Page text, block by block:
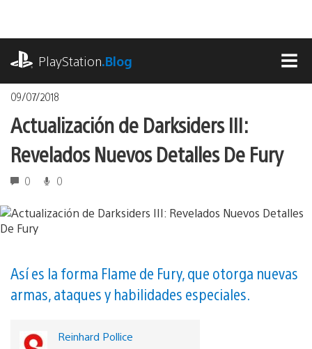
contenido
PlayStation.Blog
09/07/2018
Actualización de Darksiders III:
Revelados Nuevos Detalles De Fury
0 0
Así es la forma Flame de Fury, que otorga nuevas
armas, ataques y habilidades especiales.
Reinhard Pollice